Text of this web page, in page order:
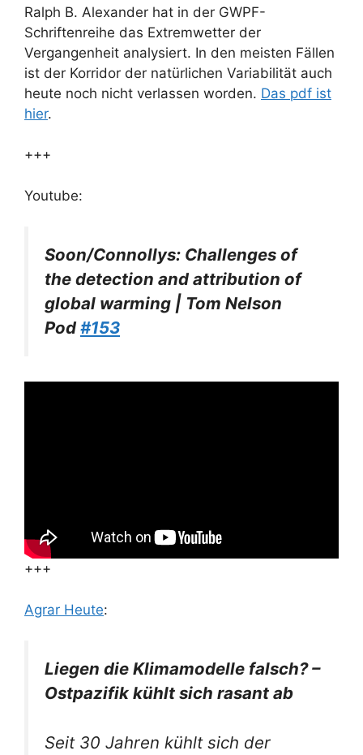
Ralph B. Alexander hat in der GWPF-
Schriftenreihe das Extremwetter der
Vergangenheit analysiert. In den meisten Fällen
ist der Korridor der natürlichen Variabilität auch
heute noch nicht verlassen worden. Das pdf ist
hier.
+++
Youtube:
Soon/Connollys: Challenges of
the detection and attribution of
global warming | Tom Nelson
Pod#153
+++
Agrar Heute:
Liegen die Klimamodelle falsch? –
Ostpazifik kühlt sich rasant ab
Seit 30 Jahren kühlt sich der